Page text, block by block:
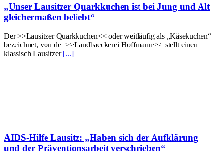
„Unser Lausitzer Quarkkuchen ist bei Jung und Alt
gleichermaßen beliebt“
Der >>Lausitzer Quarkkuchen<< oder weitläufig als „Käsekuchen“
bezeichnet, von der >>Landbaeckerei Hoffmann<< stellt einen
klassisch Lausitzer [...]
AIDS-Hilfe Lausitz: „Haben sich der Aufklärung
und der Präventionsarbeit verschrieben“